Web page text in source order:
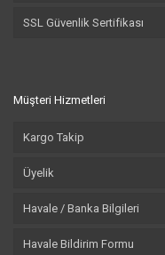
SSL Güvenlik Sertifikası
Müşteri Hizmetleri
Kargo Takip
Üyelik
Havale / Banka Bilgileri
Havale Bildirim Formu